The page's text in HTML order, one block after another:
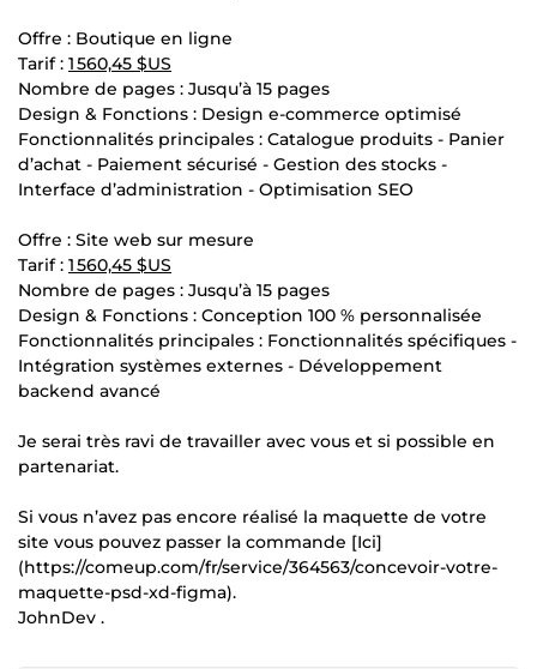
Offre : Boutique en ligne
Tarif : 1 560,45 $US
Nombre de pages : Jusqu’à 15 pages
Design & Fonctions : Design e-commerce optimisé
Fonctionnalités principales : Catalogue produits - Panier
d’achat - Paiement sécurisé - Gestion des stocks -
Interface d’administration - Optimisation SEO
Offre : Site web sur mesure
Tarif : 1 560,45 $US
Nombre de pages : Jusqu’à 15 pages
Design & Fonctions : Conception 100 % personnalisée
Fonctionnalités principales : Fonctionnalités spécifiques -
Intégration systèmes externes - Développement
backend avancé
Je serai très ravi de travailler avec vous et si possible en
partenariat.
Si vous n’avez pas encore réalisé la maquette de votre
site vous pouvez passer la commande [Ici]
(https://comeup.com/fr/service/364563/concevoir-votre-
maquette-psd-xd-figma).
JohnDev .